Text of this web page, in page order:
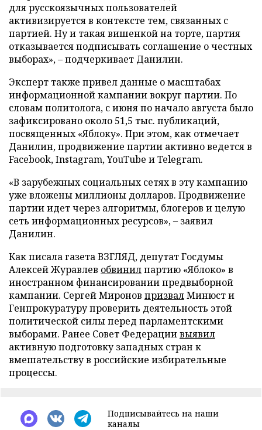
для русскоязычных пользователей
активизируется в контексте тем, связанных с
партией. Ну и такая вишенкой на торте, партия
отказывается подписывать соглашение о честных
выборах», – подчеркивает Данилин.
Эксперт также привел данные о масштабах
информационной кампании вокруг партии. По
словам политолога, с июня по начало августа было
зафиксировано около 51,5 тыс. публикаций,
посвященных «Яблоку». При этом, как отмечает
Данилин, продвижение партии активно ведется в
Facebook, Instagram, YouTube и Telegram.
«В зарубежных социальных сетях в эту кампанию
уже вложены миллионы долларов. Продвижение
партии идет через алгоритмы, блогеров и целую
сеть информационных ресурсов», – заявил
Данилин.
Как писала газета ВЗГЛЯД, депутат Госдумы
Алексей Журавлев обвинилпартию «Яблоко» в
иностранном финансировании предвыборной
кампании. Сергей Миронов призвалМинюст и
Генпрокуратуру проверить деятельность этой
политической силы перед парламентскими
выборами. Ранее Совет Федерациивыявил
активную подготовку западных стран к
вмешательству в российские избирательные
процессы.
Подписывайтесь на наши
каналы